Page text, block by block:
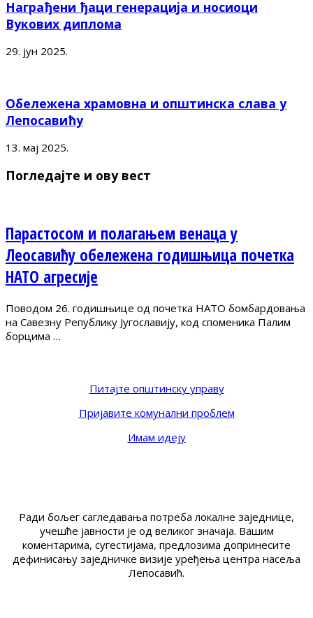
Награђени ђаци генерација и носиоци
Вукових диплома
29. јун 2025.
Обележена храмовна и општинска слава у
Лепосавићу
13. мај 2025.
Погледајте и ову вест
Парастосом и полагањем венаца у
Леосавићу обележена годишњица почетка
НАТО агресије
Поводом 26. годишњице од почетка НАТО бомбардовања
на Савезну Републику Југославију, код споменика Палим
борцима …
Питајте општинску управу
Пријавите комунални проблем
Имам идеју
Ради бољег сагледавања потреба локалне заједнице,
учешће јавности је од великог значаја. Вашим
коментарима, сугестијама, предлозима допринесите
дефинисању заједничке визије уређења центра насеља
Лепосавић.